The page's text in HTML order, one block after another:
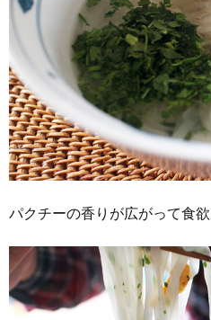
パクチーの香りが広がって食欲